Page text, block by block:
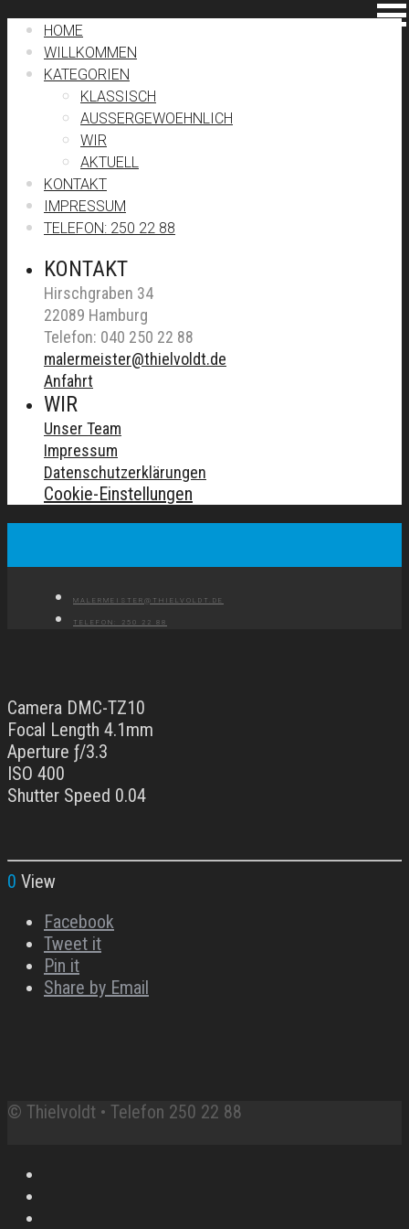
HOME
WILLKOMMEN
KATEGORIEN
KLASSISCH
AUSSERGEWOEHNLICH
WIR
AKTUELL
KONTAKT
IMPRESSUM
TELEFON: 250 22 88
KONTAKT
Hirschgraben 34
22089 Hamburg
Telefon: 040 250 22 88
malermeister@thielvoldt.de
Anfahrt
WIR
Unser Team
Impressum
Datenschutzerklärungen
Cookie-Einstellungen
MALERMEISTER@THIELVOLDT.DE
TELEFON: 250 22 88
Camera DMC-TZ10
Focal Length 4.1mm
Aperture ƒ/3.3
ISO 400
Shutter Speed 0.04
0 View
Facebook
Tweet it
Pin it
Share by Email
© Thielvoldt • Telefon 250 22 88